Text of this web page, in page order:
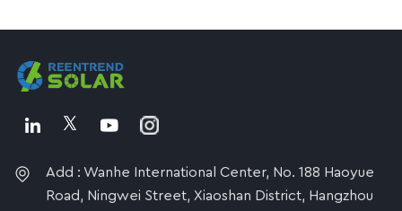
Add : Wanhe International Center, No. 188 Haoyue
Road, Ningwei Street, Xiaoshan District, Hangzhou